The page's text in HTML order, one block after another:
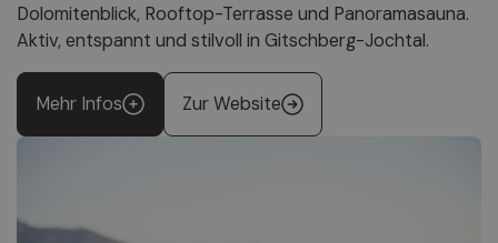
Dolomitenblick, Rooftop-Terrasse und Panoramasauna.
Aktiv, entspannt und stilvoll in Gitschberg-Jochtal.
Mehr Infos Zur Website